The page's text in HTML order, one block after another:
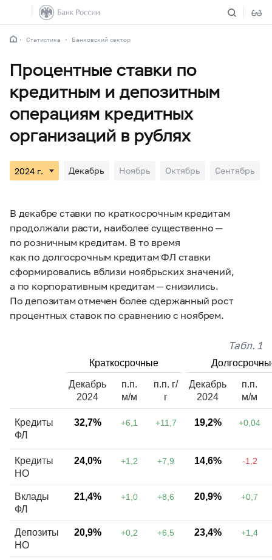
Статистика Банковский сектор
Процентные ставки по
кредитным и депозитным
операциям кредитных
организаций в рублях
Декабрь Ноябрь Октябрь Сентябрь
В декабре ставки по краткосрочным кредитам
продолжали расти, наиболее существенно ─
по розничным кредитам. В то время
как по долгосрочным кредитам ФЛ ставки
сформировались вблизи ноябрьских значений,
а по корпоративным кредитам ─ снизились.
По депозитам отмечен более сдержанный рост
процентных ставок по сравнению с ноябрем.
Табл. 1
Краткосрочные
Декабрь
2024
п.п.
м/м
п.п. г/
г
Декабрь
2024
п.п.
м/м
Кредиты
ФЛ
32,7% +6,1 +11,7 19,2% +0,04
Кредиты
НО
24,0% +1,2 +7,9 14,6% -1,2
Вклады
ФЛ
21,4% +1,0 +8,6 20,9% +0,7
Депозиты
НО
20,9% +0,2 +6,5 23,4% +1,4